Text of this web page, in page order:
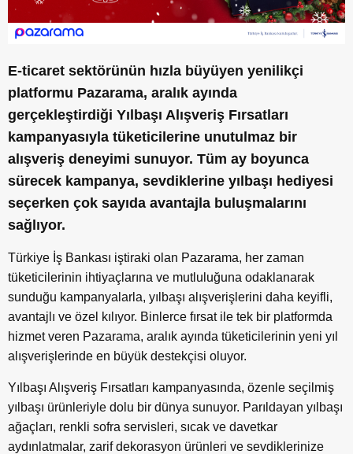
E-ticaret sektörünün hızla büyüyen yenilikçi
platformu Pazarama, aralık ayında
gerçekleştirdiği Yılbaşı Alışveriş Fırsatları
kampanyasıyla tüketicilerine unutulmaz bir
alışveriş deneyimi sunuyor. Tüm ay boyunca
sürecek kampanya, sevdiklerine yılbaşı hediyesi
seçerken çok sayıda avantajla buluşmalarını
sağlıyor.
Türkiye İş Bankası iştiraki olan Pazarama, her zaman
tüketicilerinin ihtiyaçlarına ve mutluluğuna odaklanarak
sunduğu kampanyalarla, yılbaşı alışverişlerini daha keyifli,
avantajlı ve özel kılıyor. Binlerce fırsat ile tek bir platformda
hizmet veren Pazarama, aralık ayında tüketicilerinin yeni yıl
alışverişlerinde en büyük destekçisi oluyor.
Yılbaşı Alışveriş Fırsatları kampanyasında, özenle seçilmiş
yılbaşı ürünleriyle dolu bir dünya sunuyor. Parıldayan yılbaşı
ağaçları, renkli sofra servisleri, sıcak ve davetkar
aydınlatmalar, zarif dekorasyon ürünleri ve sevdiklerinize